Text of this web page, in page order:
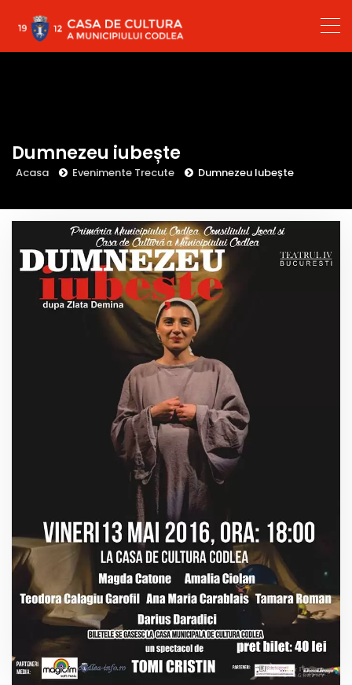
Dumnezeu iubește
Acasa Evenimente Trecute Dumnezeu Iubește